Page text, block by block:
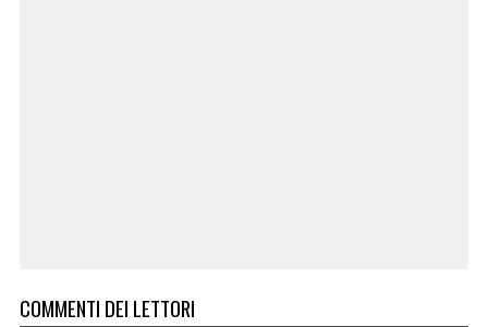
COMMENTI DEI LETTORI